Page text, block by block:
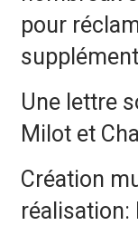
pour
Une lettre
Milot et
Création
réalisation: